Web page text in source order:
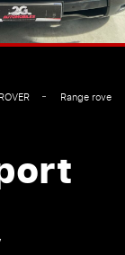
Range rover